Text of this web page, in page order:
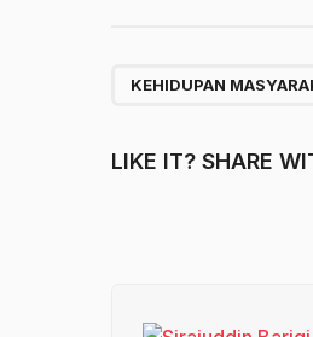
KEHIDUPAN
LIKE IT? SHARE